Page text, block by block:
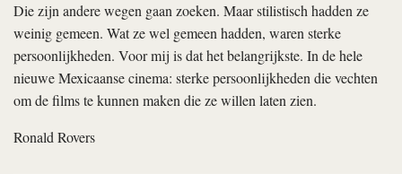
Die zijn andere wegen gaan zoeken. Maar stilistisch hadden ze
weinig gemeen. Wat ze wel gemeen hadden, waren sterke
persoonlijkheden. Voor mij is dat het belangrijkste. In de hele
nieuwe Mexicaanse cinema: sterke persoonlijkheden die vechten
om de films te kunnen maken die ze willen laten zien.
Ronald Rovers